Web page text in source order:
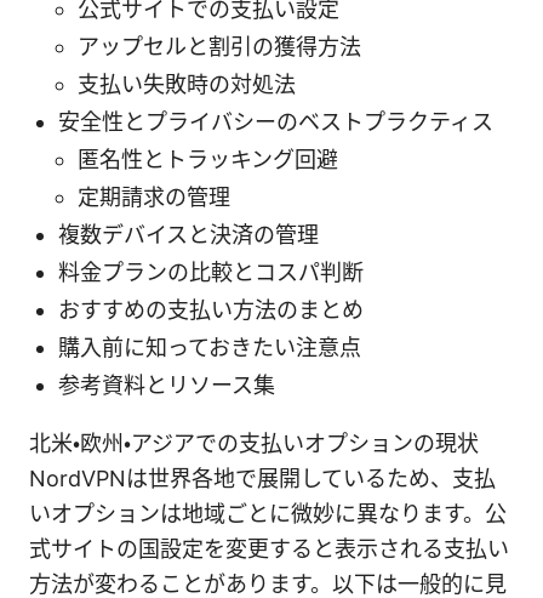
公式サイトでの支払い設定
アップセルと割引の獲得方法
支払い失敗時の対処法
安全性とプライバシーのベストプラクティス
匿名性とトラッキング回避
定期請求の管理
複数デバイスと決済の管理
料金プランの比較とコスパ判断
おすすめの支払い方法のまとめ
購入前に知っておきたい注意点
参考資料とリソース集
北米・欧州・アジアでの支払いオプションの現状
NordVPNは世界各地で展開しているため、支払
いオプションは地域ごとに微妙に異なります。公
式サイトの国設定を変更すると表示される支払い
方法が変わることがあります。以下は一般的に見